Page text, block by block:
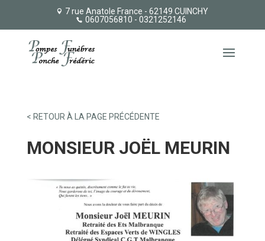
7 rue Anatole France - 62149 CUINCHY
0607056810 - 0321252146
< RETOUR À LA PAGE PRÉCÉDENTE
MONSIEUR JOËL MEURIN